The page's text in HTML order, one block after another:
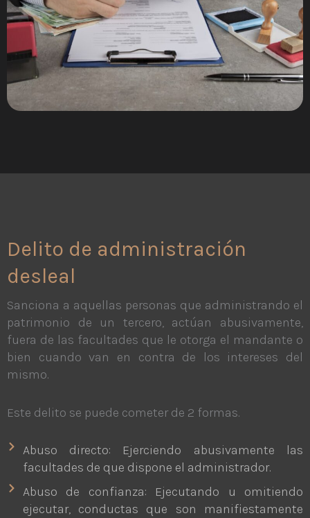
Delito de administración
desleal
Sanciona a aquellas personas que administrando el
patrimonio de un tercero, actúan abusivamente,
fuera de las facultades que le otorga el mandante o
bien cuando van en contra de los intereses del
mismo.
Este delito se puede cometer de 2 formas.
Abuso directo: Ejerciendo abusivamente las
facultades de que dispone el administrador.
Abuso de confianza: Ejecutando u omitiendo
ejecutar, conductas que son manifiestamente